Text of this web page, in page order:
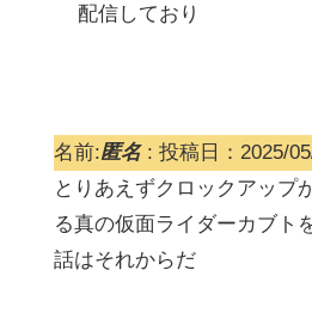
配信しており
名前:匿名: 投稿日：2025/
とりあえずクロックアップ
る真の仮面ライダーカブト
話はそれからだ